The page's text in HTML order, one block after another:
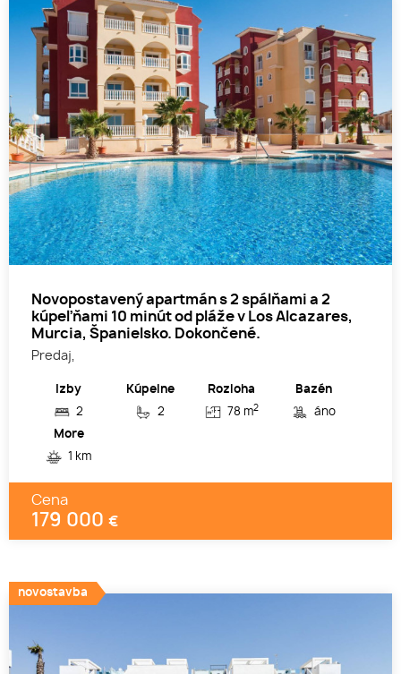
Novopostavený apartmán s 2 spálňami a 2
kúpeľňami 10 minút od pláže v Los Alcazares,
Murcia, Španielsko. Dokončené.
Predaj,
Izby
2
Kúpelne
2
Rozloha
78 m2
Bazén
áno
More
1 km
Cena
179 000 €
novostavba